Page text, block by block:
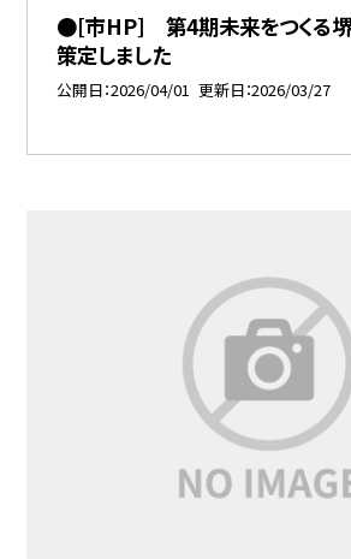
●[市HP] 第4期未来をつくる堺
策定しました
公開日 2026/04/01 更新日 2026/03/27